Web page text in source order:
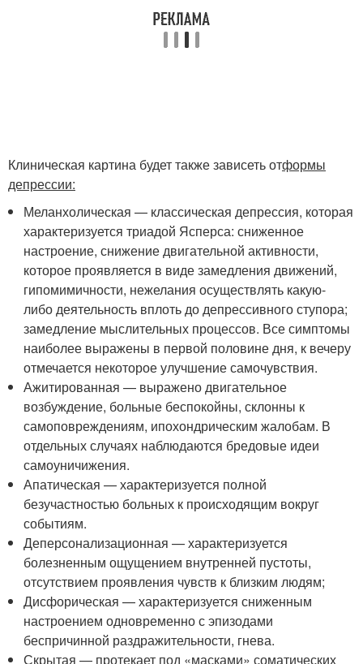
Клиническая картина будет также зависеть отформы
депрессии:
Меланхолическая — классическая депрессия, которая
характеризуется триадой Ясперса: сниженное
настроение, снижение двигательной активности,
которое проявляется в виде замедления движений,
гипомимичности, нежелания осуществлять какую-
либо деятельность вплоть до депрессивного ступора;
замедление мыслительных процессов. Все симптомы
наиболее выражены в первой половине дня, к вечеру
отмечается некоторое улучшение самочувствия.
Ажитированная — выражено двигательное
возбуждение, больные беспокойны, склонны к
самоповреждениям, ипохондрическим жалобам. В
отдельных случаях наблюдаются бредовые идеи
самоуничижения.
Апатическая — характеризуется полной
безучастностью больных к происходящим вокруг
событиям.
Деперсонализационная — характеризуется
болезненным ощущением внутренней пустоты,
отсутствием проявления чувств к близким людям;
Дисфорическая — характеризуется сниженным
настроением одновременно с эпизодами
беспричинной раздражительности, гнева.
Скрытая — протекает под «масками» соматических